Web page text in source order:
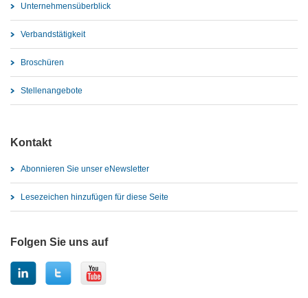
Unternehmensüberblick
Verbandstätigkeit
Broschüren
Stellenangebote
Kontakt
Abonnieren Sie unser eNewsletter
Lesezeichen hinzufügen für diese Seite
Folgen Sie uns auf